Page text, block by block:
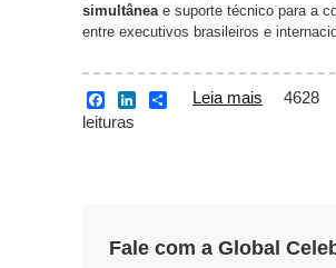
simultâneae suporte técnico para a
entre executivos brasileiros e
a
c
Leia mais sobre
4628
leituras
Fale com a Global